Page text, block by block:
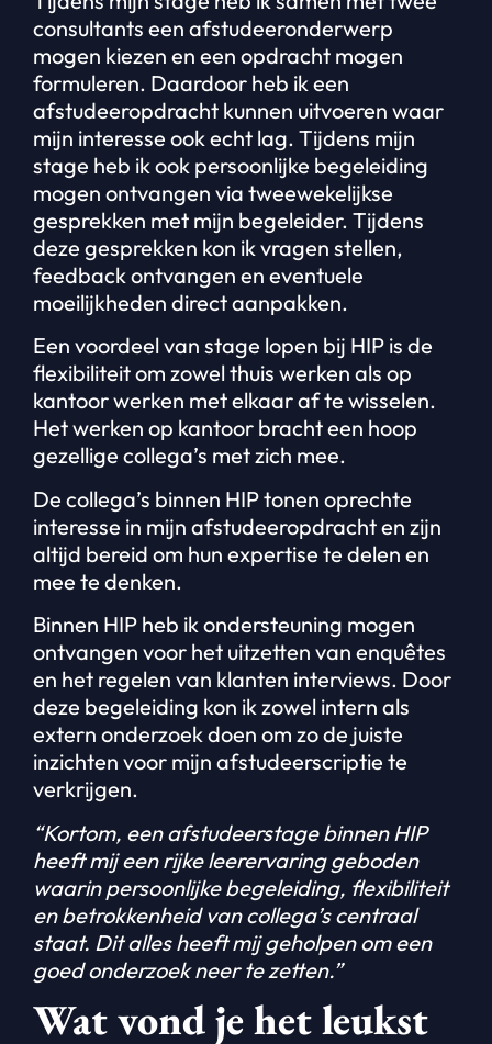
consultants een afstudeeronderwerp
mogen kiezen en een opdracht mogen
formuleren. Daardoor heb ik een
afstudeeropdracht kunnen uitvoeren waar
mijn interesse ook echt lag. Tijdens mijn
stage heb ik ook persoonlijke begeleiding
mogen ontvangen via tweewekelijkse
gesprekken met mijn begeleider. Tijdens
deze gesprekken kon ik vragen stellen,
feedback ontvangen en eventuele
moeilijkheden direct aanpakken.
Een voordeel van stage lopen bij HIP is de
flexibiliteit om zowel thuis werken als op
kantoor werken met elkaar af te wisselen.
Het werken op kantoor bracht een hoop
gezellige collega’s met zich mee.
De collega’s binnen HIP tonen oprechte
interesse in mijn afstudeeropdracht en zijn
altijd bereid om hun expertise te delen en
mee te denken.
Binnen HIP heb ik ondersteuning mogen
ontvangen voor het uitzetten van enquêtes
en het regelen van klanten interviews. Door
deze begeleiding kon ik zowel intern als
extern onderzoek doen om zo de juiste
inzichten voor mijn afstudeerscriptie te
verkrijgen.
“Kortom, een afstudeerstage binnen HIP
heeft mij een rijke leerervaring geboden
waarin persoonlijke begeleiding, flexibiliteit
en betrokkenheid van collega’s centraal
staat. Dit alles heeft mij geholpen om een
goed onderzoek neer te zetten.”
Wat vond je het leukst